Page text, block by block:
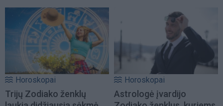
Horoskopai
Trijų Zodiako ženklų
Horoskopai
Astrologė įvardijo